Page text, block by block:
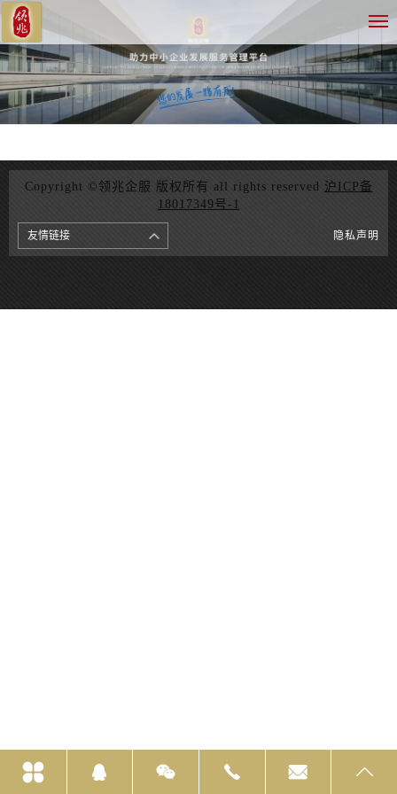
Copyright ©领兆企服 版权所有 all rights reserved 沪ICP备
18017349号-1
友情链接 隐私声明